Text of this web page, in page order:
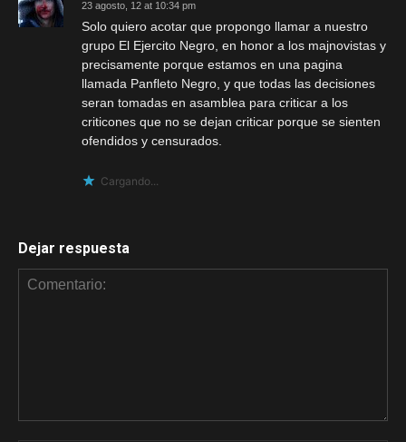
23 agosto, 12 at 10:34 pm
Solo quiero acotar que propongo llamar a nuestro
grupo El Ejercito Negro, en honor a los majnovistas y
precisamente porque estamos en una pagina
llamada Panfleto Negro, y que todas las decisiones
seran tomadas en asamblea para criticar a los
criticones que no se dejan criticar porque se sienten
ofendidos y censurados.
Cargando...
Dejar respuesta